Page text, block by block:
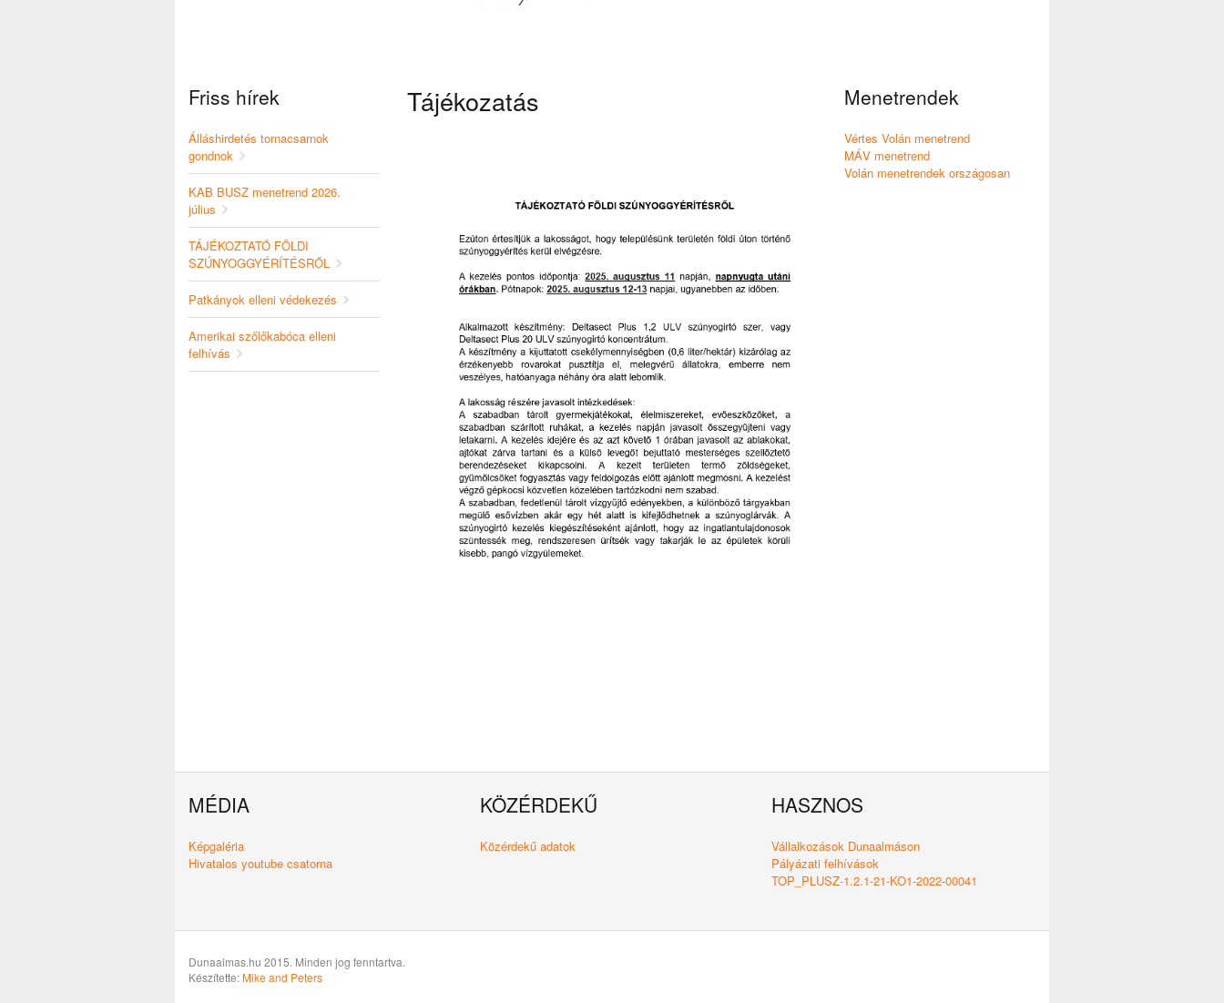
Friss hírek
Álláshirdetés tornacsarnok
gondnok
KAB BUSZ menetrend 2026.
július
TÁJÉKOZTATÓ FÖLDI
SZÚNYOGGYÉRÍTÉSRŐL
Patkányok elleni védekezés
Amerikai szőlőkabóca elleni
felhívás
Tájékozatás Menetrendek
Vértes Volán menetrend
MÁV menetrend
Volán menetrendek országosan
MÉDIA
Képgaléria
Hivatalos youtube csatorna
KÖZÉRDEKŰ
Közérdekű adatok
HASZNOS
Vállalkozások Dunaalmáson
Pályázati felhívások
TOP_PLUSZ-1.2.1-21-KO1-2022-00041
Dunaalmas.hu 2015. Minden jog fenntartva.
Készítette:Mike and Peters